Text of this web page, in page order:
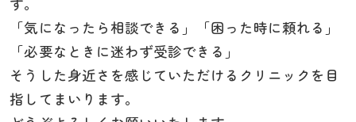
「気になったら相談できる」「困った時に頼れる」
「必要なときに迷わず受診できる」
そうした身近さを感じていただけるクリニックを目
指してまいります。